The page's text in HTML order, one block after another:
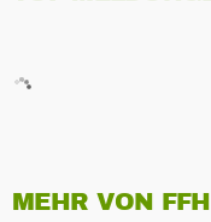
MEHR VON FFH